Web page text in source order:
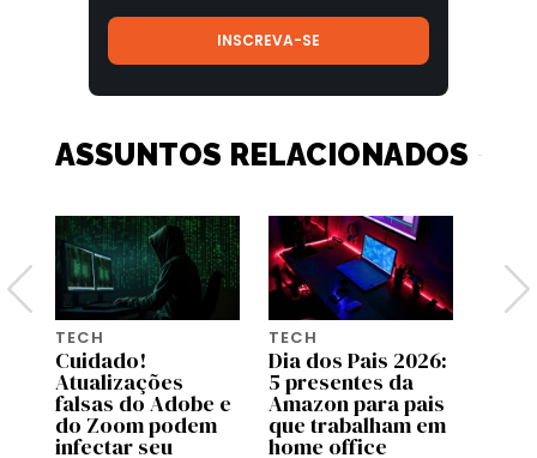
ASSUNTOS RELACIONADOS
TECH
Cuidado!
Atualizações
falsas do Adobe e
do Zoom podem
infectar seu
TECH
Dia dos Pais 2026:
5 presentes da
Amazon para pais
que trabalham em
home office